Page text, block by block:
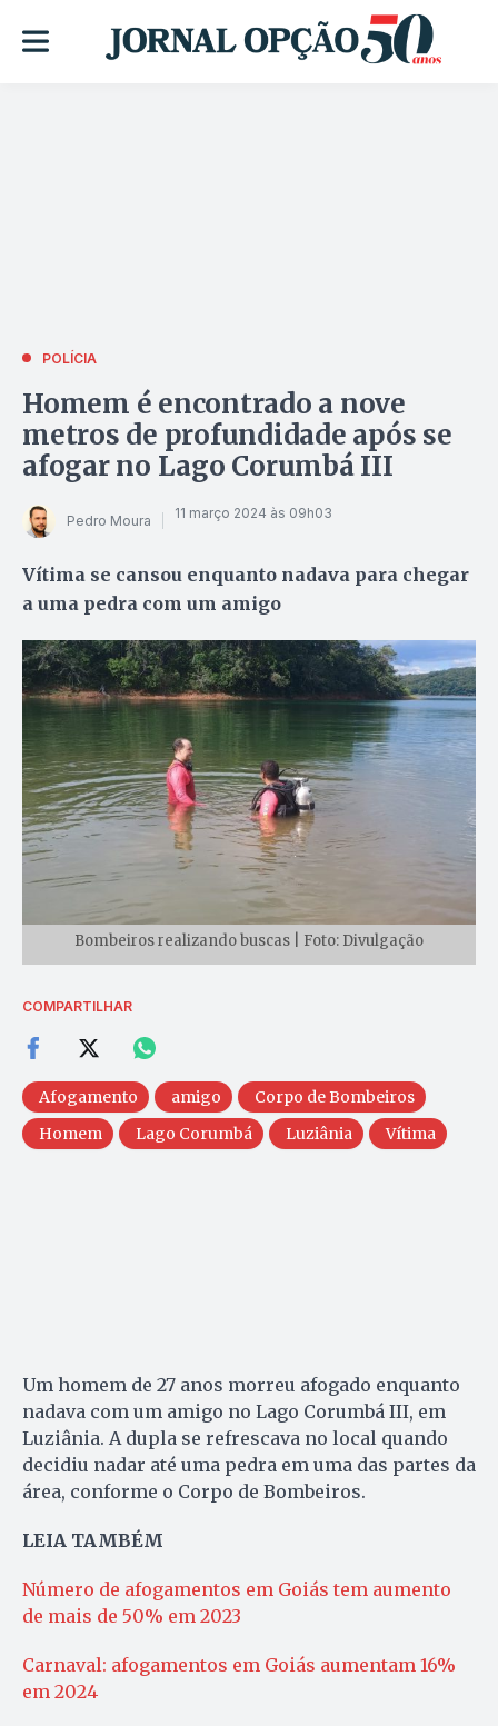
POLÍCIA
Homem é encontrado a nove
metros de profundidade após se
afogar no Lago Corumbá III
Pedro Moura 11 março 2024 às 09h03
Vítima se cansou enquanto nadava para chegar
a uma pedra com um amigo
Bombeiros realizando buscas | Foto: Divulgação
COMPARTILHAR
Afogamento amigo
Corpo de Bombeiros
Homem
Lago Corumbá Luziânia Vítima
Um homem de 27 anos morreu afogado enquanto
nadava com um amigo no Lago Corumbá III, em
Luziânia. A dupla se refrescava no local quando
decidiu nadar até uma pedra em uma das partes da
área, conforme o Corpo de Bombeiros.
LEIA TAMBÉM
Número de afogamentos em Goiás tem aumento
de mais de 50% em 2023
Carnaval: afogamentos em Goiás aumentam 16%
em 2024